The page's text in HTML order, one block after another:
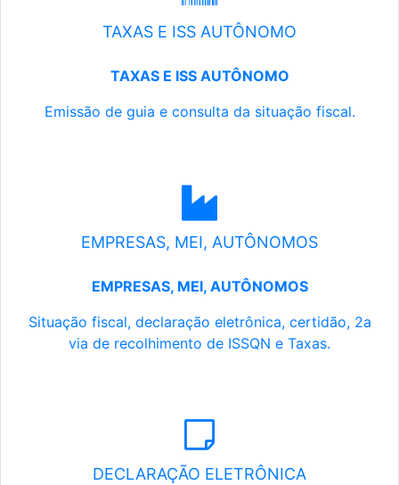
TAXAS E ISS AUTÔNOMO
TAXAS E ISS AUTÔNOMO
Emissão de guia e consulta da situação fiscal.
EMPRESAS, MEI, AUTÔNOMOS
EMPRESAS, MEI, AUTÔNOMOS
Situação fiscal, declaração eletrônica, certidão, 2a
via de recolhimento de ISSQN e Taxas.
DECLARAÇÃO ELETRÔNICA